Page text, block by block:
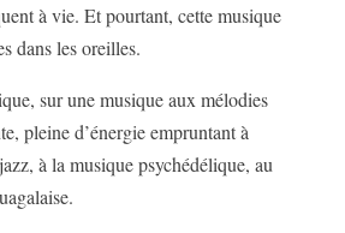
à vie. Et pourtant, cette musique
dans les oreilles.
sur une musique aux mélodies
pleine d’énergie empruntant à
à la musique psychédélique, au